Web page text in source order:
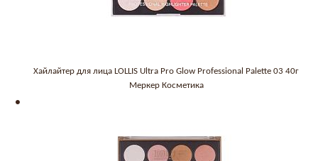
Хайлайтер для лица LOLLIS Ultra Pro Glow Professional Palette 03 40г
Меркер Косметика